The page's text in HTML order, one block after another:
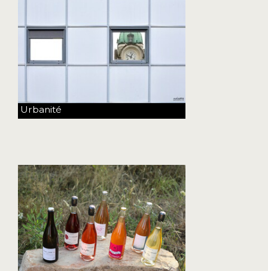
Urbanité